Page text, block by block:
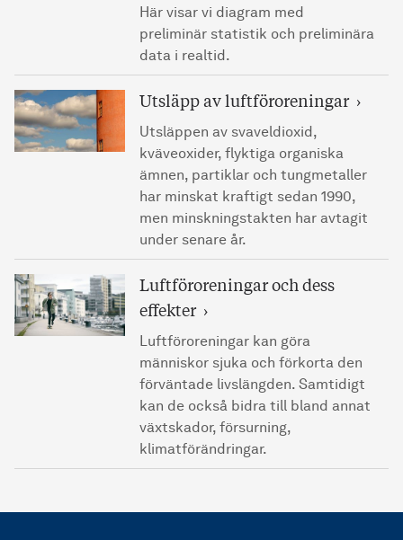
Här visar vi diagram med
preliminär statistik och preliminära
data i realtid.
Utsläpp av luftföroreningar
Utsläppen av svaveldioxid,
kväveoxider, flyktiga organiska
ämnen, partiklar och tungmetaller
har minskat kraftigt sedan 1990,
men minskningstakten har avtagit
under senare år.
Luftföroreningar och dess
effekter
Luftföroreningar kan göra
människor sjuka och förkorta den
förväntade livslängden. Samtidigt
kan de också bidra till bland annat
växtskador, försurning,
klimatförändringar.